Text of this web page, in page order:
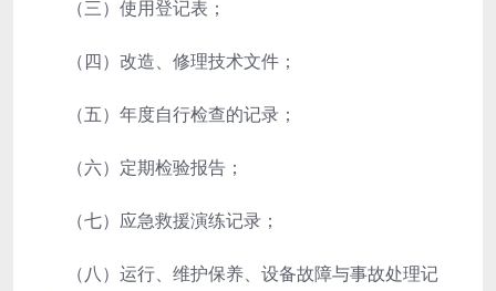
（三）使用登记表；
（四）改造、修理技术文件；
（五）年度自行检查的记录；
（六）定期检验报告；
（七）应急救援演练记录；
（八）运行、维护保养、设备故障与事故处理记